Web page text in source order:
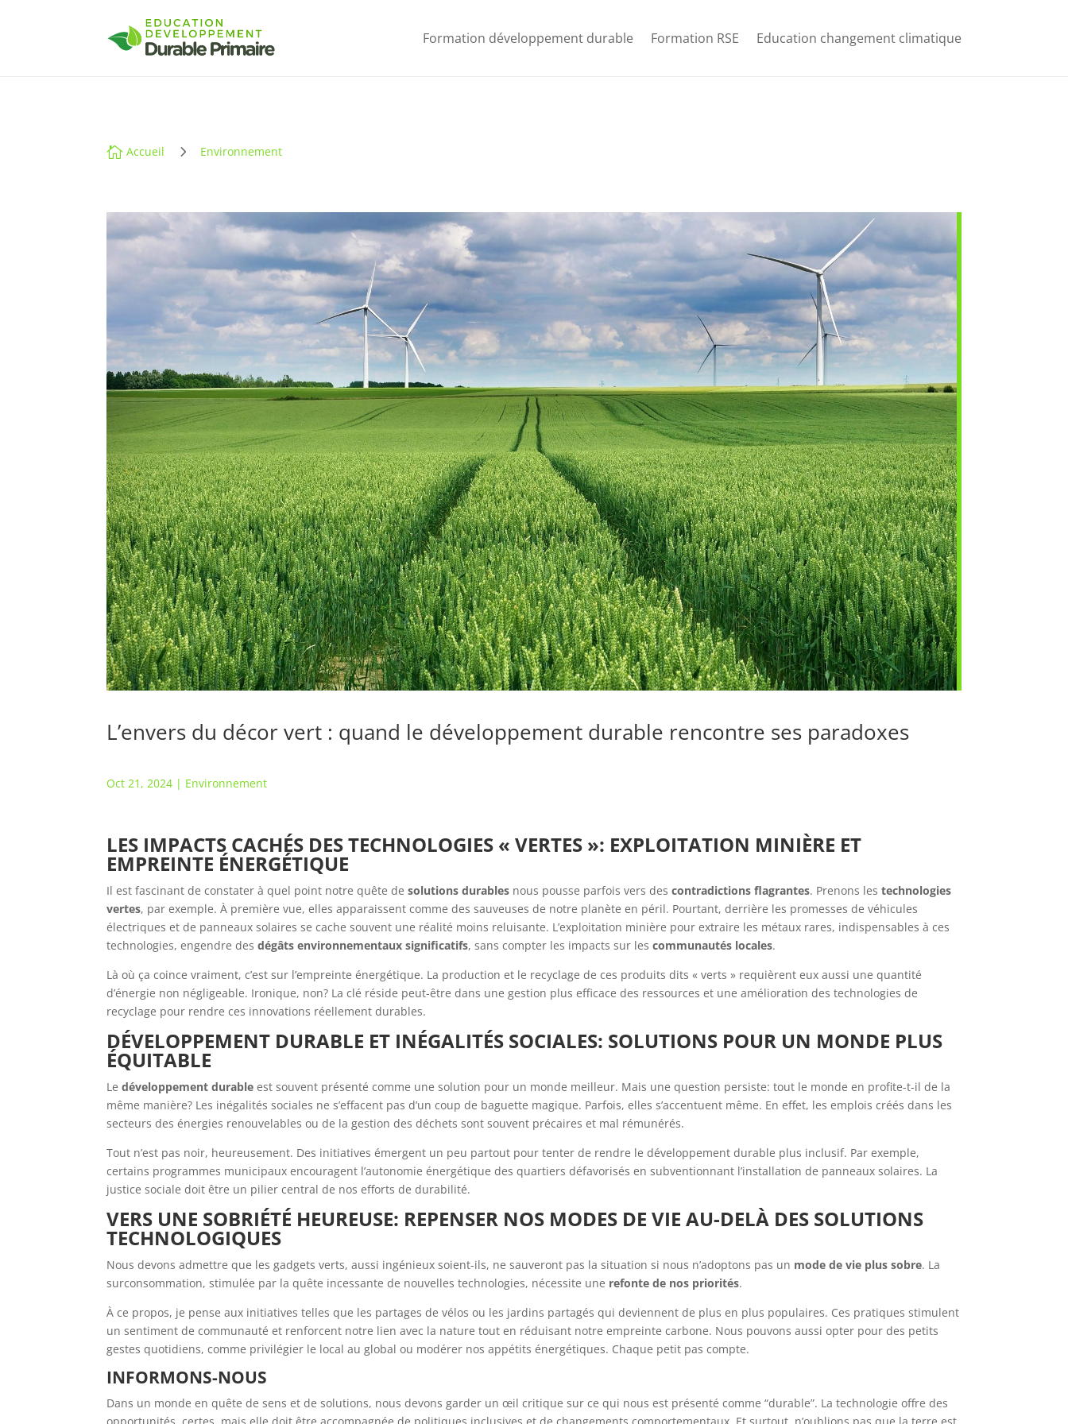
Formation développement durable Formation RSE Education changement climatique
 Accueil 5 Environnement
L’envers du décor vert : quand le développement durable rencontre ses paradoxes
Oct 21, 2024 | Environnement
LES IMPACTS CACHÉS DES TECHNOLOGIES « VERTES »: EXPLOITATION MINIÈRE ET
EMPREINTE ÉNERGÉTIQUE
Il est fascinant de constater à quel point notre quête desolutions durables nous pousse parfois vers descontradictions flagrantes. Prenons lestechnologies
vertes, par exemple. À première vue, elles apparaissent comme des sauveuses de notre planète en péril. Pourtant, derrière les promesses de véhicules
électriques et de panneaux solaires se cache souvent une réalité moins reluisante. L’exploitation minière pour extraire les métaux rares, indispensables à ces
technologies, engendre desdégâts environnementaux significatifs, sans compter les impacts sur lescommunautés locales.
Là où ça coince vraiment, c’est sur l’empreinte énergétique. La production et le recyclage de ces produits dits « verts » requièrent eux aussi une quantité
d’énergie non négligeable. Ironique, non? La clé réside peut-être dans une gestion plus efficace des ressources et une amélioration des technologies de
recyclage pour rendre ces innovations réellement durables.
DÉVELOPPEMENT DURABLE ET INÉGALITÉS SOCIALES: SOLUTIONS POUR UN MONDE PLUS
ÉQUITABLE
Ledéveloppement durable est souvent présenté comme une solution pour un monde meilleur. Mais une question persiste: tout le monde en profite-t-il de la
même manière? Les inégalités sociales ne s’effacent pas d’un coup de baguette magique. Parfois, elles s’accentuent même. En effet, les emplois créés dans les
secteurs des énergies renouvelables ou de la gestion des déchets sont souvent précaires et mal rémunérés.
Tout n’est pas noir, heureusement. Des initiatives émergent un peu partout pour tenter de rendre le développement durable plus inclusif. Par exemple,
certains programmes municipaux encouragent l’autonomie énergétique des quartiers défavorisés en subventionnant l’installation de panneaux solaires. La
justice sociale doit être un pilier central de nos efforts de durabilité.
VERS UNE SOBRIÉTÉ HEUREUSE: REPENSER NOS MODES DE VIE AU-DELÀ DES SOLUTIONS
TECHNOLOGIQUES
Nous devons admettre que les gadgets verts, aussi ingénieux soient-ils, ne sauveront pas la situation si nous n’adoptons pas un mode de vie plus sobre. La
surconsommation, stimulée par la quête incessante de nouvelles technologies, nécessite une refonte de nos priorités.
À ce propos, je pense aux initiatives telles que les partages de vélos ou les jardins partagés qui deviennent de plus en plus populaires. Ces pratiques stimulent
un sentiment de communauté et renforcent notre lien avec la nature tout en réduisant notre empreinte carbone. Nous pouvons aussi opter pour des petits
gestes quotidiens, comme privilégier le local au global ou modérer nos appétits énergétiques. Chaque petit pas compte.
INFORMONS-NOUS
Dans un monde en quête de sens et de solutions, nous devons garder un œil critique sur ce qui nous est présenté comme “durable”. La technologie offre des
opportunités, certes, mais elle doit être accompagnée de politiques inclusives et de changements comportementaux. Et surtout, n’oublions pas que la terre est